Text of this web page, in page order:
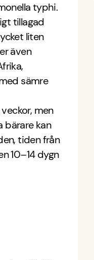
typhi.
tillagad
liten
även
sämre
men
bärare kan
tiden från
10–14 dygn